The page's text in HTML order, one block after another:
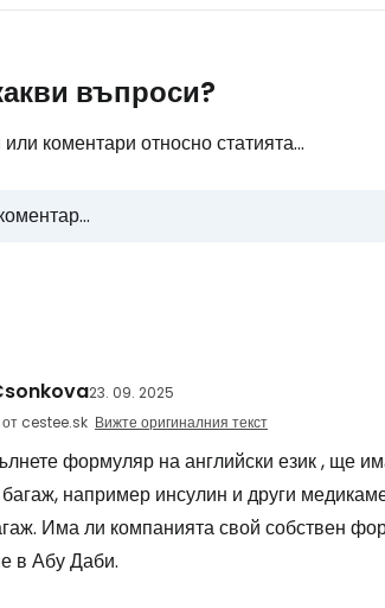
въпроси?
коментари относно статията...
23. 09. 2025
cestee.sk Вижте оригиналния текст
формуляр на английски език , ще
например инсулин и други
Има ли компанията свой собствен
в Абу Даби.